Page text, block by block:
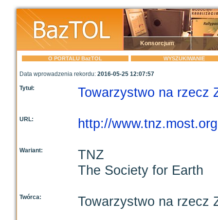
Konsorcjum
O PORTALU BazTOL WYSZUKIWANIE
Data wprowadzenia rekordu: 2016-05-25 12:07:57
Tytuł: Towarzystwo na rzecz
URL: http://
Wariant:
TNZ
The Society for Earth
Twórca: Towarzystwo na rzecz